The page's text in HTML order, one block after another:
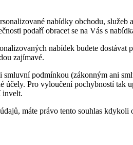
nabídky obchodu,
podaří obracet se na Vás s
nabídek budete
zajímavé.
podmínkou (zákonným ani
Pro vyloučení pochybností tak
invelt.
máte právo tento souhlas